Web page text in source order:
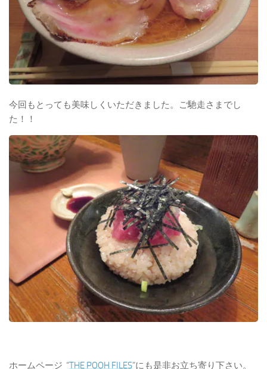
今回もとっても美味しくいただきました。ご馳走さまでし
た！！
ホームページ “THE POOH FILES”にも是非お立ち寄り下さい。